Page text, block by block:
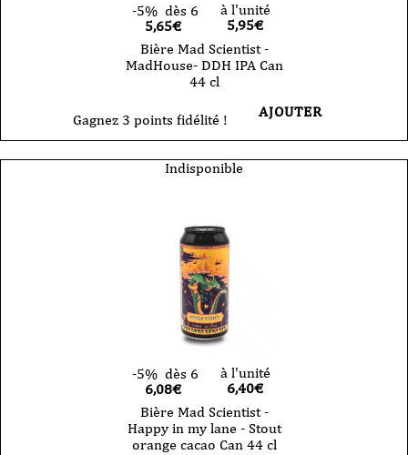
-5% dès 6
5,65€
à l'unité
5,95€
Bière Mad Scientist -
MadHouse- DDH IPA Can
44 cl
Gagnez 3 points fidélité ! AJOUTER
Indisponible
-5% dès 6
6,08€
à l'unité
6,40€
Bière Mad Scientist -
Happy in my lane - Stout
orange cacao Can 44 cl